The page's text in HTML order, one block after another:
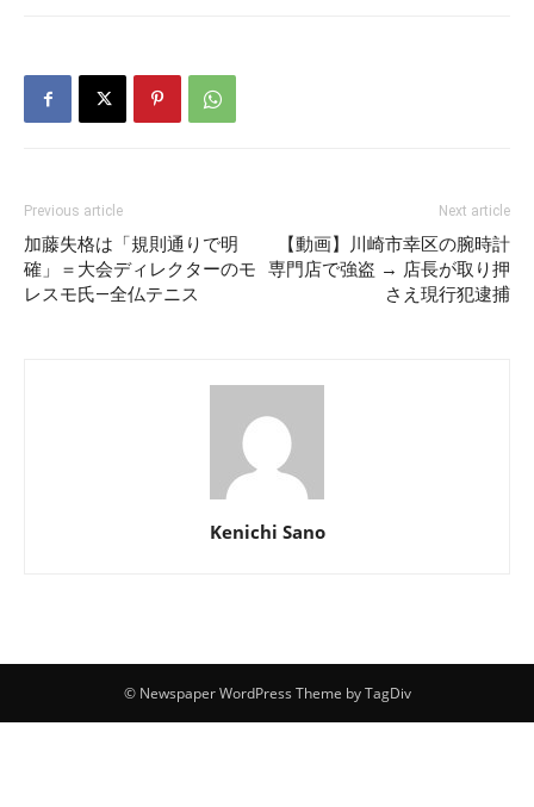
Previous article
加藤失格は「規則通りで明
確」＝大会ディレクターのモ
レスモ氏―全仏テニス
Next article
【動画】川崎市幸区の腕時計
専門店で強盗 → 店長が取り押
さえ現行犯逮捕
Kenichi Sano
© Newspaper WordPress Theme by TagDiv